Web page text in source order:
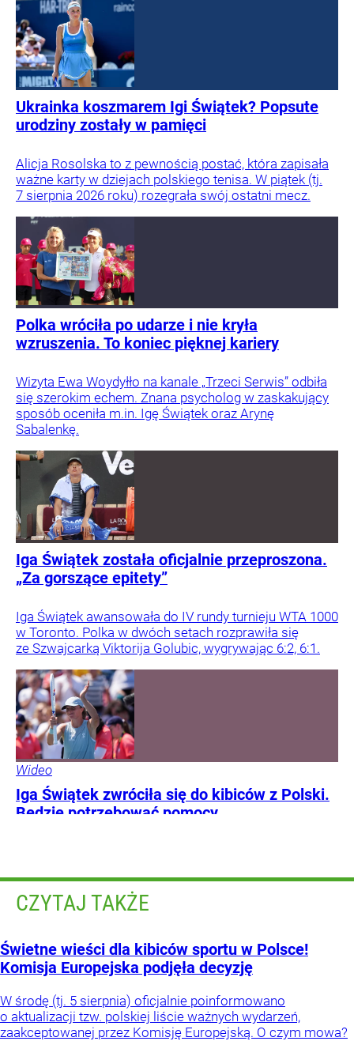
Ukrainka koszmarem Igi Świątek? Popsute
urodziny zostały w pamięci
Polka wróciła po udarze i nie kryła
wzruszenia. To koniec pięknej kariery
Alicja Rosolska to z pewnością postać, która zapisała
ważne karty w dziejach polskiego tenisa. W piątek (tj.
7 sierpnia 2026 roku) rozegrała swój ostatni mecz.
Iga Świątek została oficjalnie przeproszona.
„Za gorszące epitety”
Wizyta Ewa Woydyłło na kanale „Trzeci Serwis” odbiła
się szerokim echem. Znana psycholog w zaskakujący
sposób oceniła m.in. Igę Świątek oraz Arynę
Sabalenkę.
Iga Świątek zwróciła się do kibiców z Polski.
Będzie potrzebować pomocy
Iga Świątek awansowała do IV rundy turnieju WTA 1000
w Toronto. Polka w dwóch setach rozprawiła się
ze Szwajcarką Viktorija Golubic, wygrywając 6:2, 6:1.
Wideo
CZYTAJ TAKŻE
Świetne wieści dla kibiców sportu w Polsce!
Komisja Europejska podjęła decyzję
W środę (tj. 5 sierpnia) oficjalnie poinformowano
o aktualizacji tzw. polskiej liście ważnych wydarzeń,
zaakceptowanej przez Komisję Europejską. O czym mowa?